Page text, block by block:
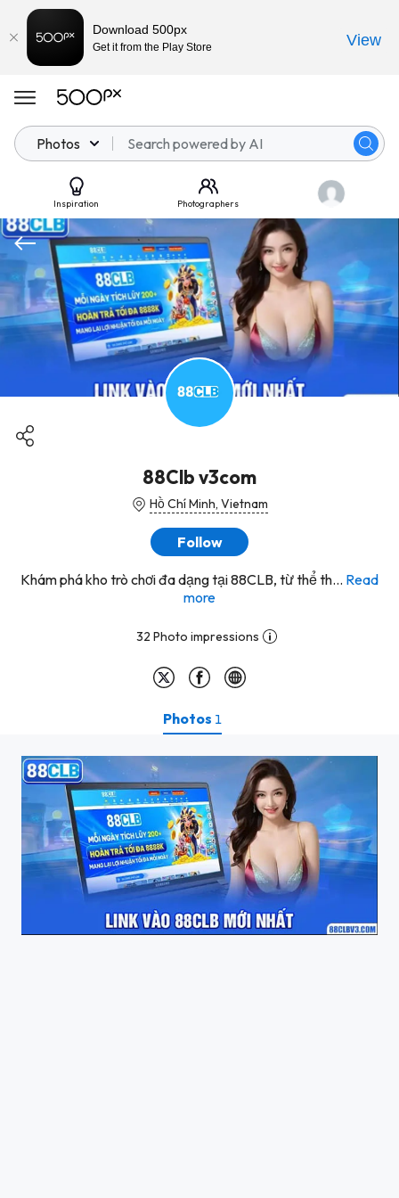
Photos
Inspiration Photographers
88Clb v3com
Hồ Chí Minh, Vietnam
Follow
Khám phá kho trò chơi đa dạng tại 88CLB, từ thể th... Read
more
32 Photo impressions
Photos 1
Download 500px
Get it from the Play Store View